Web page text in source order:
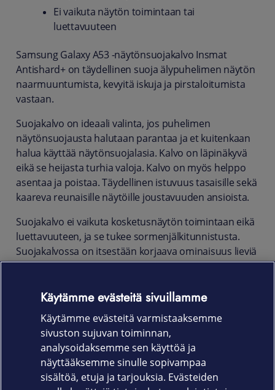
Ei vaikuta näytön toimintaan tai
luettavuuteen
Samsung Galaxy A53 -näytönsuojakalvo Insmat
Antishard+ on täydellinen suoja älypuhelimen näytön
naarmuuntumista, kevyitä iskuja ja pirstaloitumista
vastaan.
Suojakalvo on ideaali valinta, jos puhelimen
näytönsuojausta halutaan parantaa ja et kuitenkaan
halua käyttää näytönsuojalasia. Kalvo on läpinäkyvä
eikä se heijasta turhia valoja. Kalvo on myös helppo
asentaa ja poistaa. Täydellinen istuvuus tasaisille sekä
kaareva reunaisille näytöille joustavuuden ansioista.
Suojakalvo ei vaikuta kosketusnäytön toimintaan eikä
luettavuuteen, ja se tukee sormenjälkitunnistusta.
Suojakalvossa on itsestään korjaava ominaisuus lieviä
naarmuja vastaan.
Suojakalvo suojaa näyttöä kevyiltä iskuilta,
naarmuuntumista, likaa ja pölyä vastaan sekä näytön
rikkoutuessa sitoo sirpaleet toisin kuin panssarilasit.
Tuotekoodi
861-1647
Käytämme evästeitä sivuillamme
Käytämme evästeitä varmistaaksemme
sivuston sujuvan toiminnan,
analysoidaksemme sen käyttöä ja
näyttääksemme sinulle sopivampaa
sisältöä, etuja ja tarjouksia. Evästeiden